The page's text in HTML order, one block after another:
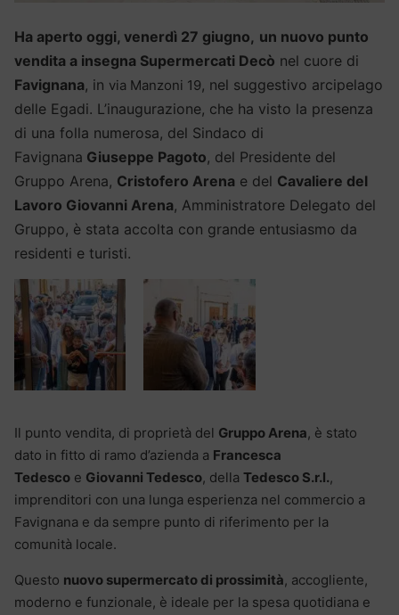
Ha aperto oggi, venerdì 27 giugno, un nuovo punto
vendita a insegna Supermercati Decò nel cuore di
Favignana, in via Manzoni 19, nel suggestivo arcipelago
delle Egadi. L’inaugurazione, che ha visto la presenza
di una folla numerosa, del Sindaco di
Favignana Giuseppe Pagoto, del Presidente del
Gruppo Arena, Cristofero Arena e del Cavaliere del
Lavoro Giovanni Arena, Amministratore Delegato del
Gruppo, è stata accolta con grande entusiasmo da
residenti e turisti.
Il punto vendita, di proprietà del Gruppo Arena, è stato
dato in fitto di ramo d’azienda a Francesca
Tedesco e Giovanni Tedesco, della Tedesco S.r.l.,
imprenditori con una lunga esperienza nel commercio a
Favignana e da sempre punto di riferimento per la
comunità locale.
Questo nuovo supermercato di prossimità, accogliente,
moderno e funzionale, è ideale per la spesa quotidiana e